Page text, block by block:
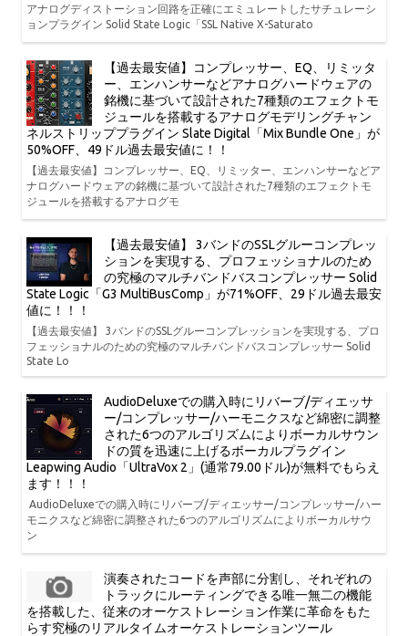
アナログディストーション回路を正確にエミュレートしたサチュレーシ
ョンプラグイン Solid State Logic「SSL Native X-Saturato
【過去最安値】コンプレッサー、EQ、リミッタ
ー、エンハンサーなどアナログハードウェアの
銘機に基づいて設計された7種類のエフェクトモ
ジュールを搭載するアナログモデリングチャン
ネルストリッププラグイン Slate Digital「Mix Bundle One」が
50%OFF、49ドル過去最安値に！！
【過去最安値】コンプレッサー、EQ、リミッター、エンハンサーなどア
ナログハードウェアの銘機に基づいて設計された7種類のエフェクトモ
ジュールを搭載するアナログモ
【過去最安値】 3バンドのSSLグルーコンプレッ
ションを実現する、プロフェッショナルのため
の究極のマルチバンドバスコンプレッサー Solid
State Logic「G3 MultiBusComp」が71%OFF、29ドル過去最安
値に！！！
【過去最安値】 3バンドのSSLグルーコンプレッションを実現する、プロ
フェッショナルのための究極のマルチバンドバスコンプレッサー Solid
State Lo
AudioDeluxeでの購入時にリバーブ/ディエッサ
ー/コンプレッサー/ハーモニクスなど綿密に調整
された6つのアルゴリズムによりボーカルサウン
ドの質を迅速に上げるボーカルプラグイン
Leapwing Audio「UltraVox 2」(通常79.00ドル)が無料でもらえ
ます！！！
AudioDeluxeでの購入時にリバーブ/ディエッサー/コンプレッサー/ハー
モニクスなど綿密に調整された6つのアルゴリズムによりボーカルサウ
ン
演奏されたコードを声部に分割し、それぞれの
トラックにルーティングできる唯一無二の機能
を搭載した、従来のオーケストレーション作業に革命をもた
らす究極のリアルタイムオーケストレーションツール